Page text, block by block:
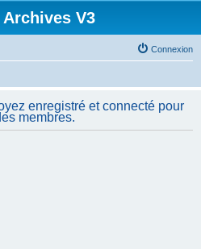
Archives V3
Connexion
enregistré et connecté pour
membres.